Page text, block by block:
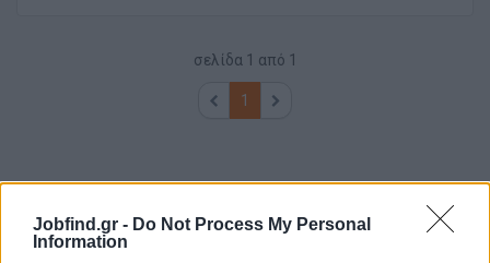
Jobfind.gr - Do Not Process My Personal
Information
σελίδα 1 από 1
1